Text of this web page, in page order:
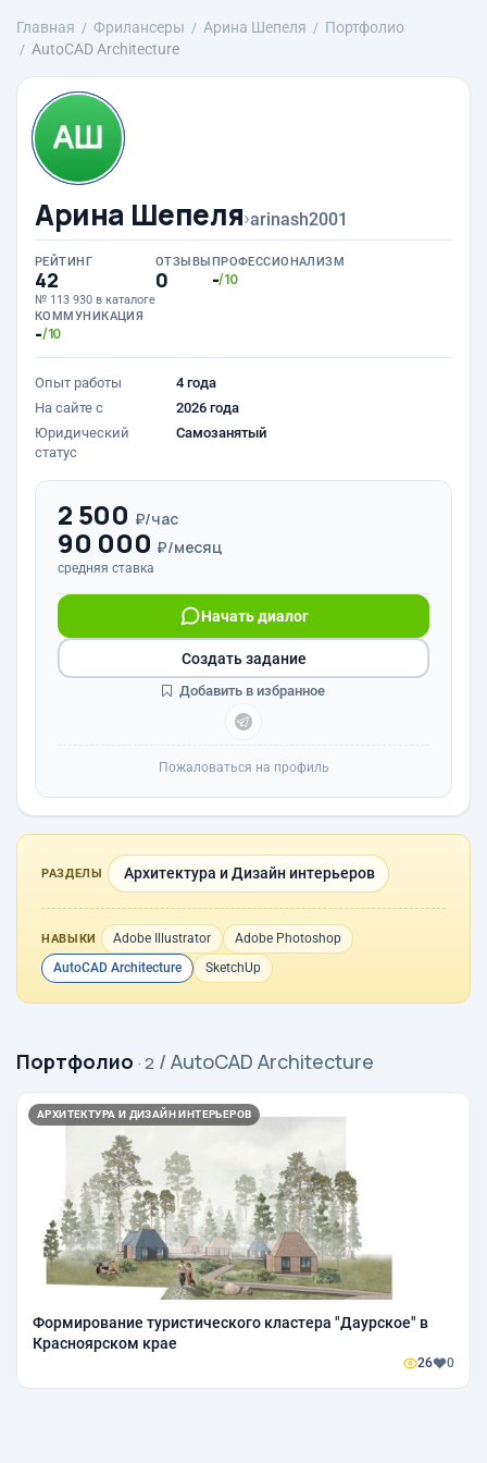
Главная Фрилансеры Арина Шепеля
Портфолио
AutoCAD Architecture
Арина Шепеля›arinash2001
РЕЙТИНГ
42
№ 113 930 в каталоге
ОТЗЫВЫ
0
ПРОФЕССИОНАЛИЗМ
-/10
КОММУНИКАЦИЯ
-/10
Опыт работы
4 года
На сайте с
2026 года
Юридический
статус
Самозанятый
2 500 ₽/час
90 000 ₽/месяц
средняя ставка
Начать диалог
Создать задание
Добавить в избранное
Пожаловаться на профиль
РАЗДЕЛЫ Архитектура и Дизайн интерьеров
НАВЫКИ Adobe Illustrator
Adobe Photoshop
AutoCAD Architecture
SketchUp
Портфолио · 2 / AutoCAD Architecture
АРХИТЕКТУРА И ДИЗАЙН ИНТЕРЬЕРОВ
Формирование туристического кластера "Даурское" в
Красноярском крае
26 0